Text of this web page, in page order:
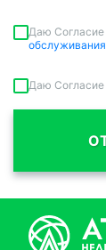
Даю Согласие
обслуживания
Даю Согласие